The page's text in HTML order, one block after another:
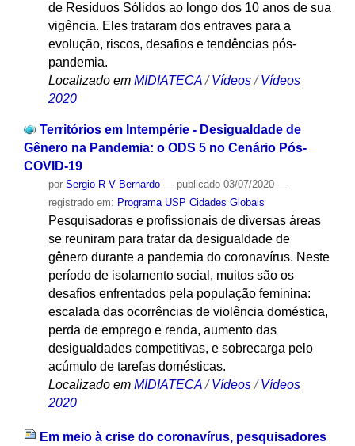
de Resíduos Sólidos ao longo dos 10 anos de sua
vigência. Eles trataram dos entraves para a
evolução, riscos, desafios e tendências pós-
pandemia.
Localizado em MIDIATECA /Vídeos /Vídeos
2020
Territórios em Intempérie - Desigualdade de
Gênero na Pandemia: o ODS 5 no Cenário Pós-
COVID-19
por Sergio R V Bernardo — publicado03/07/2020 —
registrado em: Programa USP Cidades Globais
Pesquisadoras e profissionais de diversas áreas
se reuniram para tratar da desigualdade de
gênero durante a pandemia do coronavírus. Neste
período de isolamento social, muitos são os
desafios enfrentados pela população feminina:
escalada das ocorrências de violência doméstica,
perda de emprego e renda, aumento das
desigualdades competitivas, e sobrecarga pelo
acúmulo de tarefas domésticas.
Localizado em MIDIATECA /Vídeos /Vídeos
2020
Em meio à crise do coronavírus, pesquisadores